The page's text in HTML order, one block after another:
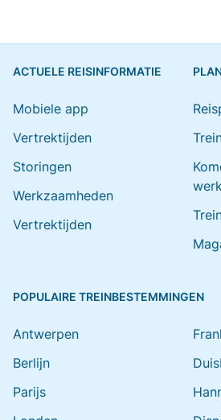
ACTUELE REISINFORMATIE
Mobiele app
Vertrektijden
Storingen
Werkzaamheden
Vertrektijden
POPULAIRE TREINBESTEMMINGEN
Antwerpen
Berlijn
Parijs